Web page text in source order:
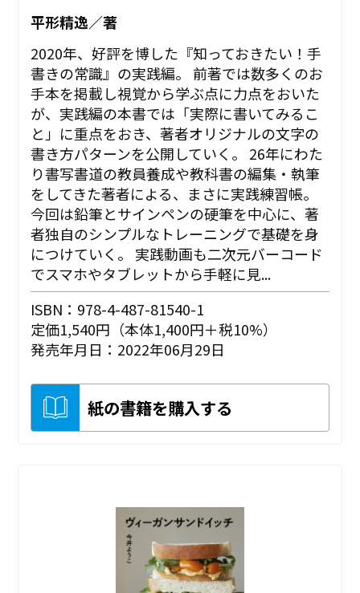
平形精逸／著
2020年、好評を博した『知っておきたい！手
書きの常識』の実践編。 前著では数多くのお
手本を掲載し視覚から学ぶ点に力点をおいた
が、実践編の本書では「実際に書いてみるこ
と」に重点をおき、著者オリジナルの文字の
書き方パターンを公開していく。 26年にわた
り書写書道の教員養成や教科書の編集・執筆
をしてきた著者による、まさに実践練習帳。
今回は鉛筆とサインペンの硬筆を中心に、著
者独自のシンプルなトレーニングで基礎を身
につけていく。 実践動画も二次元バーコード
でスマホやタブレットから手軽に見...
ISBN：978-4-487-81540-1
定価1,540円（本体1,400円＋税10%）
発売年月日：2022年06月29日
紙の書籍を購入する